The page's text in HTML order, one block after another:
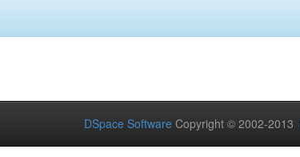
DSpace Software Copyright © 2002-2013